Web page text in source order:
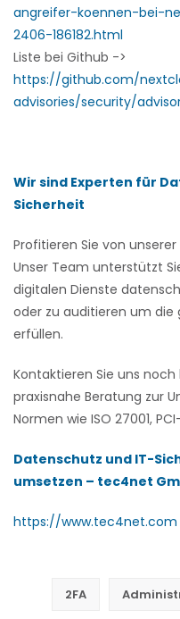
angreifer-koennen-bei-
2406-186182.html
Liste bei Github ->
https://github.com/
advisories/security/
Wir sind Experten für
Sicherheit
Profitieren Sie von
Unser Team unterstützt
digitalen Dienste
oder zu auditieren um die
erfüllen.
Kontaktieren Sie uns
praxisnahe Beratung zur
Normen wie ISO 27001,
Datenschutz und IT-
umsetzen – tec4net
https://www.tec4net.com
2FA